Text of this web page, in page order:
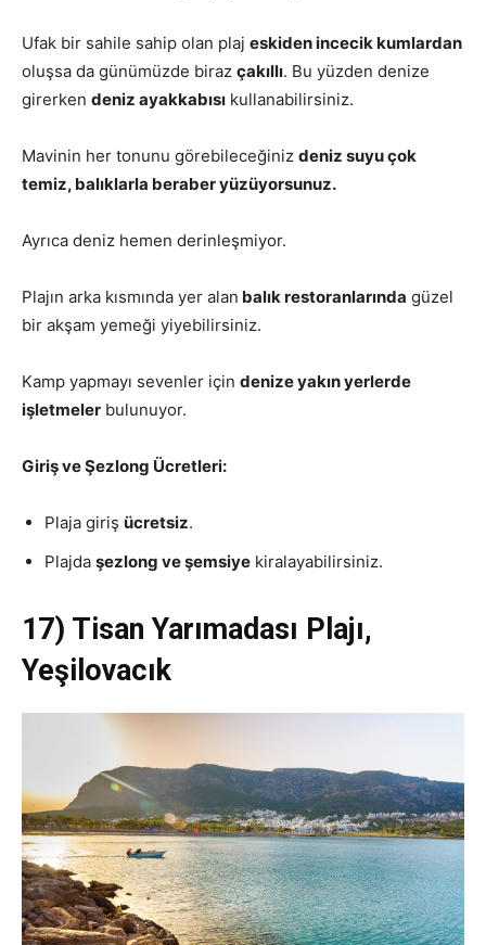
Ufak bir sahile sahip olan plaj eskiden incecik kumlardan
oluşsa da günümüzde biraz çakıllı. Bu yüzden denize
girerken deniz ayakkabısı kullanabilirsiniz.
Mavinin her tonunu görebileceğiniz deniz suyu çok
temiz, balıklarla beraber yüzüyorsunuz.
Ayrıca deniz hemen derinleşmiyor.
Plajın arka kısmında yer alan balık restoranlarında güzel
bir akşam yemeği yiyebilirsiniz.
Kamp yapmayı sevenler için denize yakın yerlerde
işletmeler bulunuyor.
Giriş ve Şezlong Ücretleri:
Plaja giriş ücretsiz.
Plajda şezlong ve şemsiye kiralayabilirsiniz.
17) Tisan Yarımadası Plajı,
Yeşilovacık